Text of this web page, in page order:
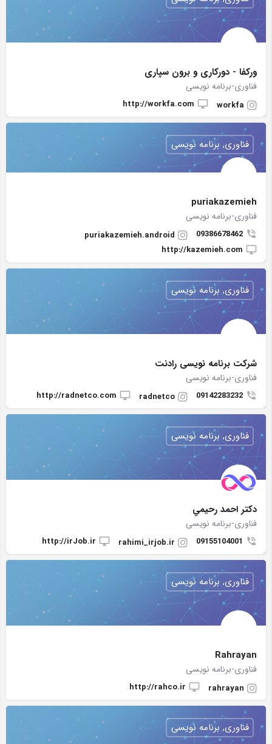
ورکفا - دورکاری و برون سپاری
فناوری-برنامه نویسی
workfa
http://workfa.com
puriakazemieh
فناوری-برنامه نویسی
09386678462
puriakazemieh.android
http://kazemieh.com
فناوری, برنامه نویسی
شرکت برنامه نویسی رادنت
فناوری-برنامه نویسی
09142283232
radnetco
http://radnetco.com
فناوری, برنامه نویسی
دکتر احمد رحيمي
فناوری-برنامه نویسی
09155104001
rahimi_irjob.ir
http://irJob.ir
فناوری, برنامه نویسی
Rahrayan
فناوری-برنامه نویسی
rahrayan
http://rahco.ir
فناوری, برنامه نویسی
فناوری, برنامه نویسی